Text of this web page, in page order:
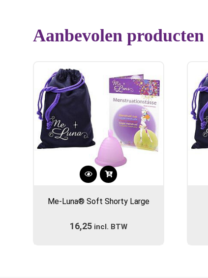
Aanbevolen producten
Dit
heeft
variaties.
Me-Luna® Soft Shorty Large
16,25 incl. BTW